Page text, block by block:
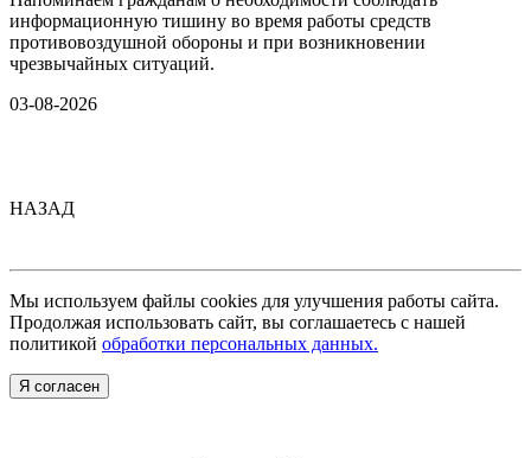
информационную тишину во время работы средств
противовоздушной обороны и при возникновении
чрезвычайных ситуаций.
03-08-2026
НАЗАД
Мы используем файлы cookies для улучшения работы сайта.
Продолжая использовать сайт, вы соглашаетесь с нашей
политикой обработки персональных данных.
Я согласен